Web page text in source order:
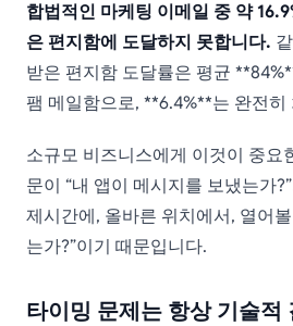
합법적인 마케팅 이메일 중 약
은 편지함에 도달하지 못합니다.
받은 편지함 도달률은 평균
팸 메일함으로, **6.4%**는 완전히
소규모 비즈니스에게 이것이 중요
문이 “내 앱이 메시지를 보냈는가
제시간에, 올바른 위치에서, 열어
는가?”이기 때문입니다.
타이밍 문제는 항상 기술적